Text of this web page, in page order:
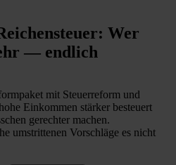
Wer
— endlich
mit Steuerreform und
Einkommen stärker besteuert
gerechter machen.
umstrittenen Vorschläge es nicht